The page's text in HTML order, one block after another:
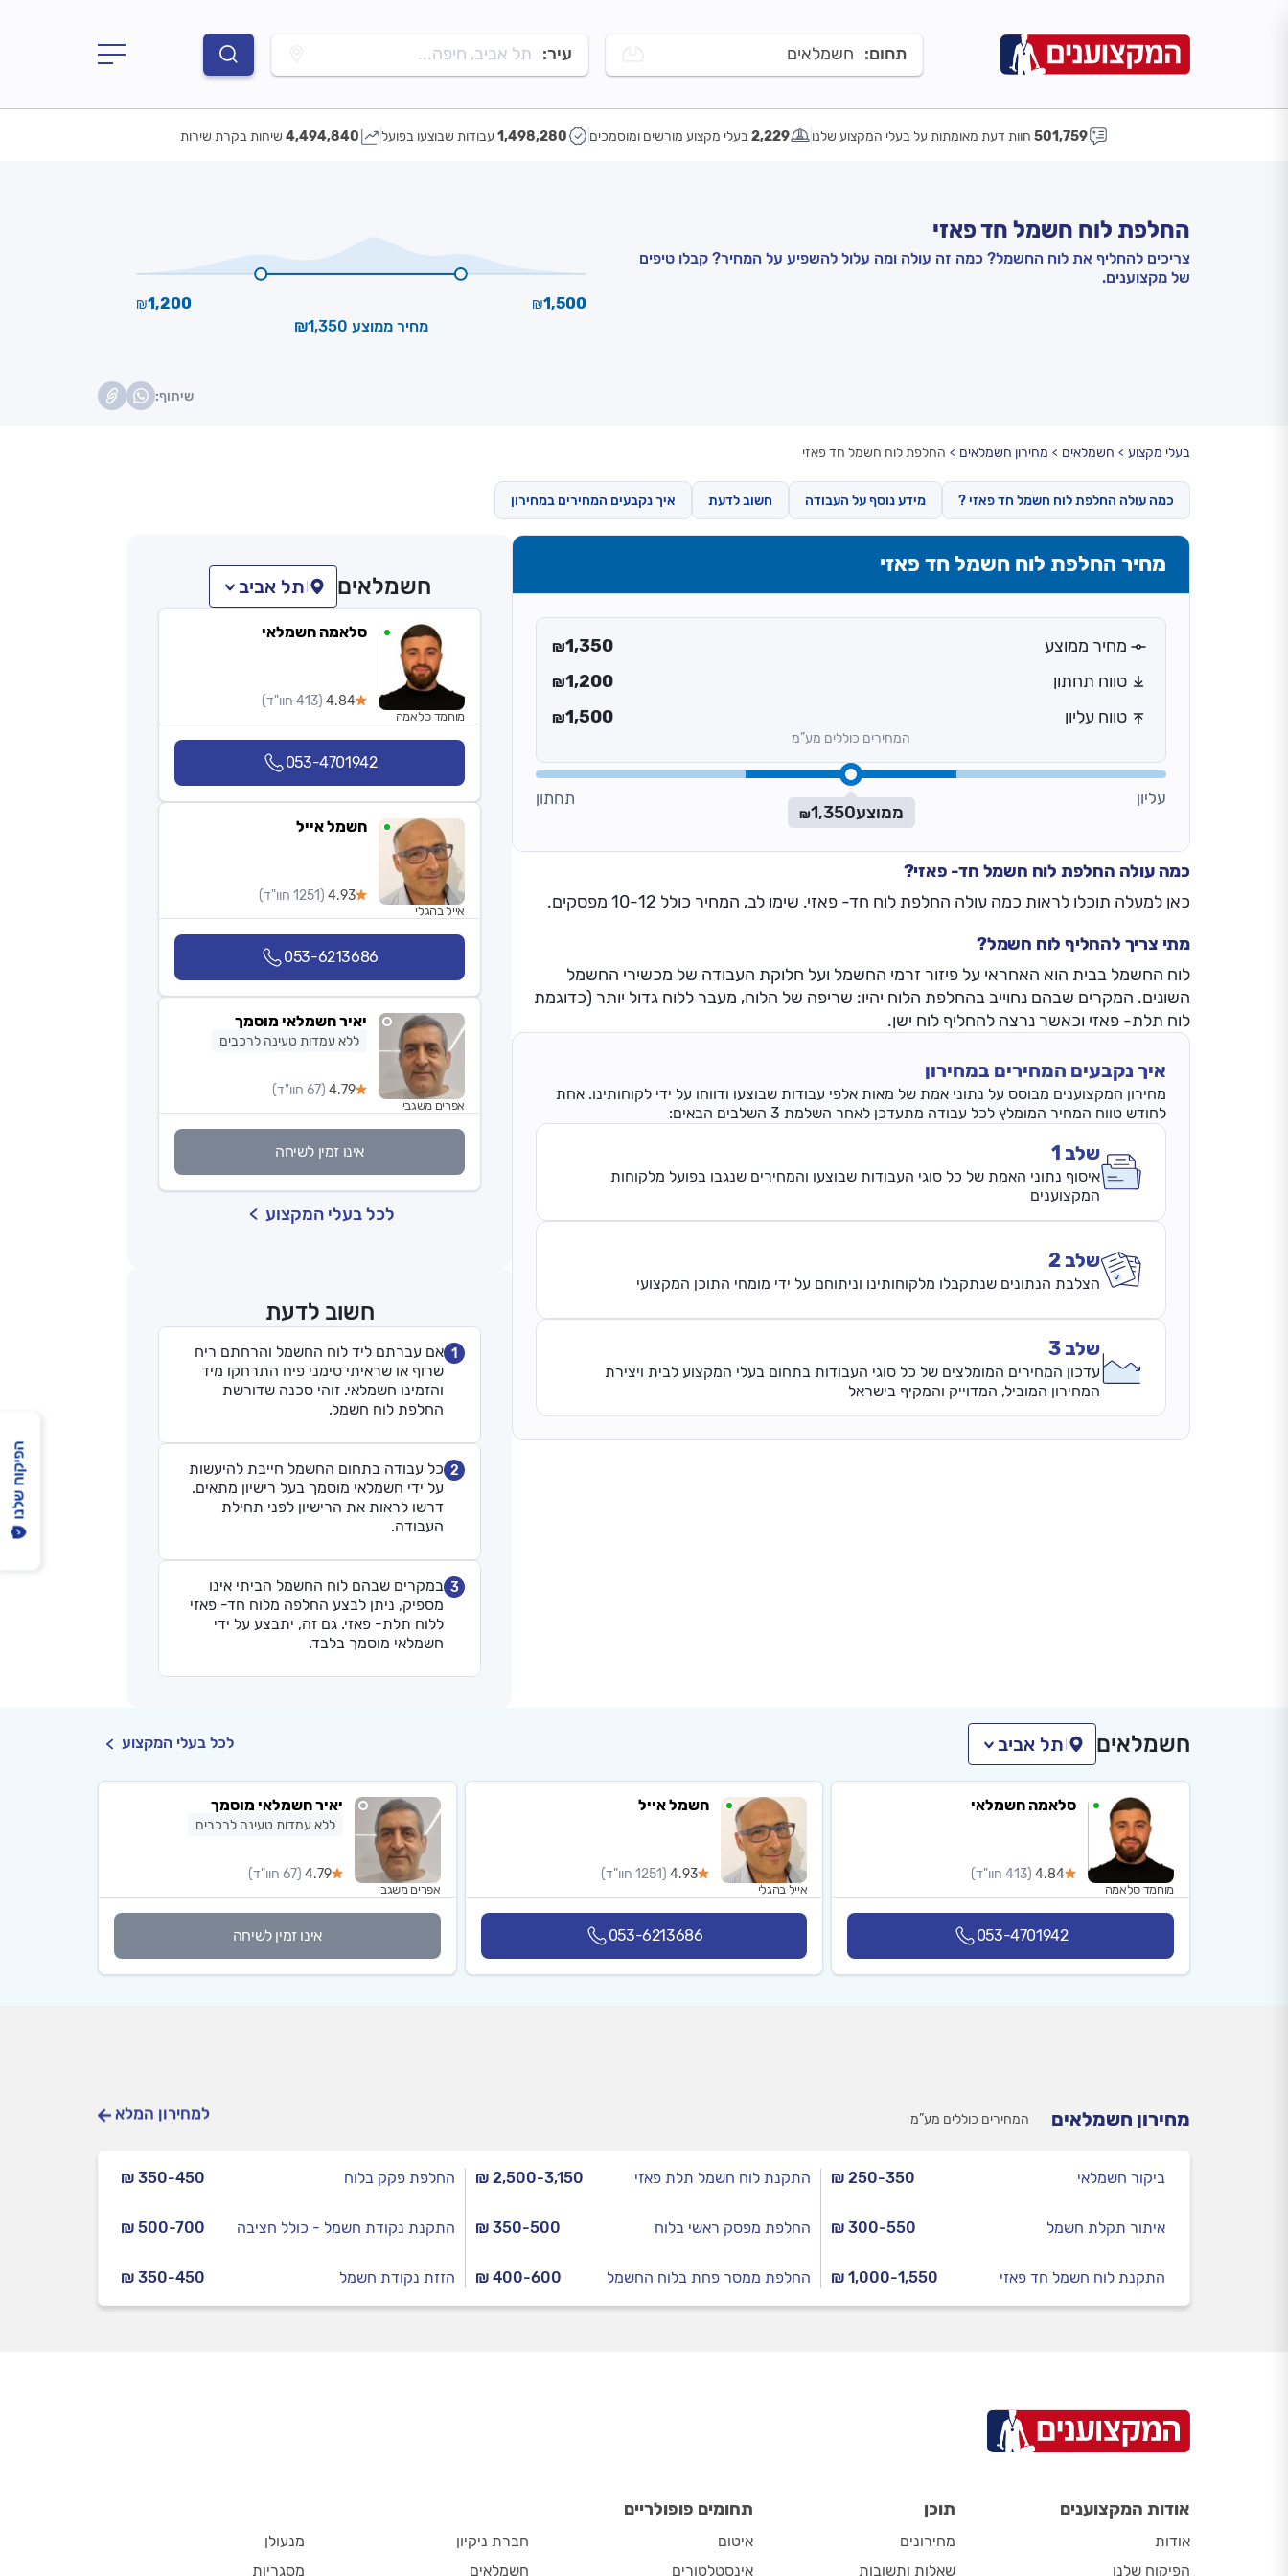
תחום: חשמלאים עיר: תל אביב, חיפה...
501,759 חוות דעת מאומתות על בעלי המקצוע שלנו 2,229 בעלי מקצוע מורשים ומוסמכים 1,498,280 עבודות שבוצעו בפועל 4,494,840 שיחות בקרת שירות
החלפת לוח חשמל חד פאזי
צריכים להחליף את לוח החשמל? כמה זה עולה ומה עלול להשפיע על המחיר? קבלו טיפים
של מקצוענים.
₪1,500
₪1,200
מחיר ממוצע ₪1,350
שיתוף:
בעלי מקצוע חשמלאים מחירון חשמלאים החלפת לוח חשמל חד פאזי
כמה עולה החלפת לוח חשמל חד פאזי ? מידע נוסף על העבודה חשוב לדעת איך נקבעים המחירים במחירון
מחיר החלפת לוח חשמל חד פאזי
מחיר ממוצע ₪1,350
טווח תחתון
₪1,200
טווח עליון
₪1,500
המחירים כוללים מע”מ
עליון
ממוצע ₪1,350
תחתון
כמה עולה החלפת לוח חשמל חד- פאזי?
כאן למעלה תוכלו לראות כמה עולה החלפת לוח חד- פאזי. שימו לב, המחיר כולל 10-12 מפסקים.
מתי צריך להחליף לוח חשמל?
לוח החשמל בבית הוא האחראי על פיזור זרמי החשמל ועל חלוקת העבודה של מכשירי החשמל
השונים. המקרים שבהם נחוייב בהחלפת הלוח יהיו: שריפה של הלוח, מעבר ללוח גדול יותר (כדוגמת
לוח תלת- פאזי וכאשר נרצה להחליף לוח ישן.
איך נקבעים המחירים במחירון
מחירון המקצוענים מבוסס על נתוני אמת של מאות אלפי עבודות שבוצעו ודווחו על ידי לקוחותינו. אחת
לחודש טווח המחיר המומלץ לכל עבודה מתעדכן לאחר השלמת 3 השלבים הבאים:
שלב 1
איסוף נתוני האמת של כל סוגי העבודות שבוצעו והמחירים שנגבו בפועל מלקוחות
המקצוענים
שלב 2
הצלבת הנתונים שנתקבלו מלקוחותינו וניתוחם על ידי מומחי התוכן המקצועי
שלב 3
עדכון המחירים המומלצים של כל סוגי העבודות בתחום בעלי המקצוע לבית ויצירת
המחירון המוביל, המדוייק והמקיף בישראל
חשמלאים תל אביב
סלאמה חשמלאי
4.84 (413 חוו"ד)
מוחמד סלאמה
053-4701942
חשמל אייל
4.93 (1251 חוו"ד)
אייל בהגלי
053-6213686
יאיר חשמלאי מוסמך
ללא עמדות טעינה לרכבים
4.79 (67 חוו"ד)
אפרים משגבי
אינו זמין לשיחה
לכל בעלי המקצוע
חשוב לדעת
1 אם עברתם ליד לוח החשמל והרחתם ריח
שרוף או שראיתי סימני פיח התרחקו מיד
והזמינו חשמלאי. זוהי סכנה שדורשת
החלפת לוח חשמל.
2 כל עבודה בתחום החשמל חייבת להיעשות
על ידי חשמלאי מוסמך בעל רישיון מתאים.
דרשו לראות את הרישיון לפני תחילת
העבודה.
3 במקרים שבהם לוח החשמל הביתי אינו
מספיק, ניתן לבצע החלפה מלוח חד- פאזי
ללוח תלת- פאזי. גם זה, יתבצע על ידי
חשמלאי מוסמך בלבד.
חשמלאים תל אביב לכל בעלי המקצוע
סלאמה חשמלאי
4.84 (413 חוו"ד)
מוחמד סלאמה
053-4701942
חשמל אייל
4.93 (1251 חוו"ד)
אייל בהגלי
053-6213686
יאיר חשמלאי מוסמך
ללא עמדות טעינה לרכבים
4.79 (67 חוו"ד)
אפרים משגבי
אינו זמין לשיחה
מחירון חשמלאים המחירים כוללים מע”מ למחירון המלא
₪ 250-350 ביקור חשמלאי
₪ 300-550 איתור תקלת חשמל
₪ 1,000-1,550 התקנת לוח חשמל חד פאזי
₪ 2,500-3,150 התקנת לוח חשמל תלת פאזי
₪ 350-500 החלפת מפסק ראשי בלוח
₪ 400-600 החלפת ממסר פחת בלוח החשמל
₪ 350-450 החלפת פקק בלוח
₪ 500-700 התקנת נקודת חשמל - כולל חציבה
₪ 350-450 הזזת נקודת חשמל
אודות המקצוענים
אודות
הפיקוח שלנו
תוכן
מחירונים
שאלות ותשובות
תחומים פופולריים
איטום
אינסטלטורים
חברת ניקיון
חשמלאים
מנעולן
מסגריות
הפיקוח שלנו